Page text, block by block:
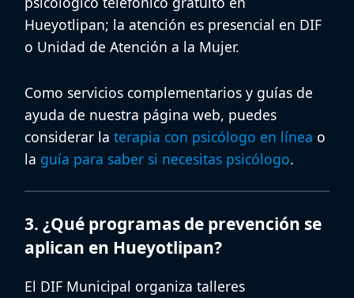
Hueyotlipan; la atención es presencial en DIF
o Unidad de Atención a la Mujer.
Como servicios complementarios y guías de
ayuda de nuestra página web, puedes
considerar la terapia con psicólogo en línea o
la guía para saber si necesitas psicólogo.
3. ¿Qué programas de prevención se
aplican en Hueyotlipan?
El DIF Municipal organiza talleres